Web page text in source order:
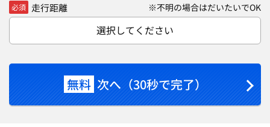
必須 走行距離 ※不明の場合はだいたいでOK
選択してください
無料 次へ（30秒で完了）